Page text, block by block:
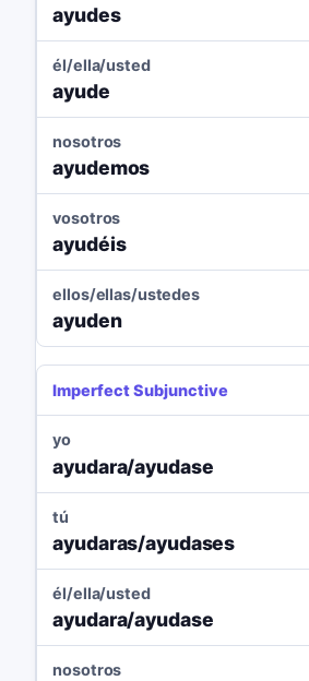
ayudes
él/ella/usted
ayude
nosotros
ayudemos
vosotros
ayudéis
ellos/ellas/ustedes
ayuden
Imperfect Subjunctive
yo
ayudara/ayudase
tú
ayudaras/ayudases
él/ella/usted
ayudara/ayudase
nosotros